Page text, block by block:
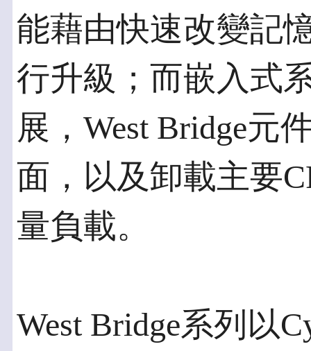
能藉由快速改變記
行升級；而嵌入式
展，West Bridge元
面，以及卸載主要
量負載。
West Bridge系列以